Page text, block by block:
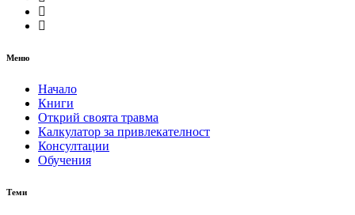
Меню
Начало
Книги
Открий своята травма
Калкулатор за привлекателност
Консултации
Обучения
Теми